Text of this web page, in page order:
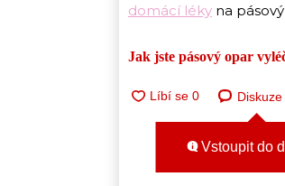
domácí léky na
Jak jste pásový opar
Diskuze
Vstoupit do